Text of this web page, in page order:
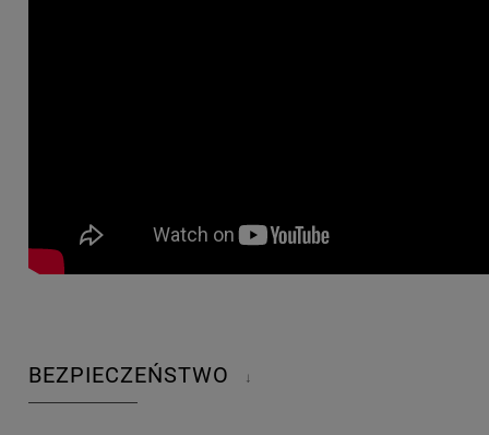
BEZPIECZEŃSTWO ↓